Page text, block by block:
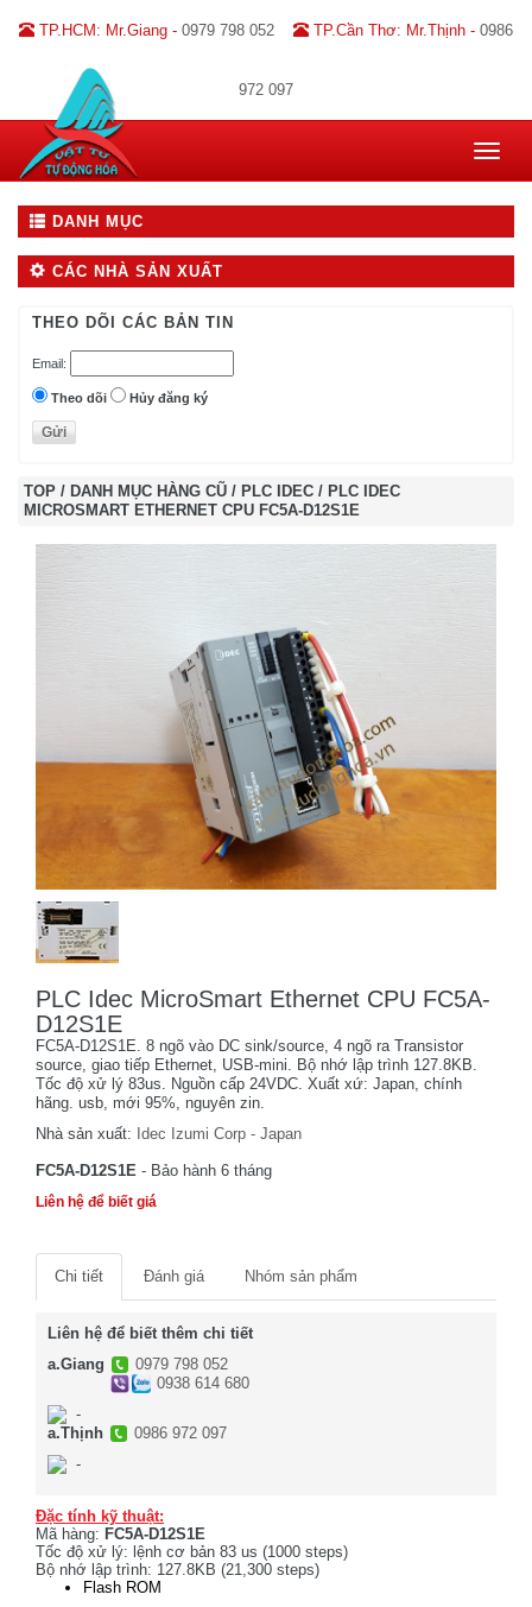
TP.HCM: Mr.Giang - 0979 798 052 TP.Cần Thơ: Mr.Thịnh - 0986
972 097
Toggle
DANH MỤC
CÁC NHÀ SẢN XUẤT
THEO DÕI CÁC BẢN TIN
Email:
Theo dõi Hủy đăng ký
TOP / DANH MỤC HÀNG CŨ / PLC IDEC / PLC IDEC
MICROSMART ETHERNET CPU FC5A-D12S1E
PLC Idec MicroSmart Ethernet CPU FC5A-
D12S1E
FC5A-D12S1E. 8 ngõ vào DC sink/source, 4 ngõ ra Transistor
source, giao tiếp Ethernet, USB-mini. Bộ nhớ lập trình 127.8KB.
Tốc độ xử lý 83us. Nguồn cấp 24VDC. Xuất xứ: Japan, chính
hãng. usb, mới 95%, nguyên zin.
Nhà sản xuất: Idec Izumi Corp - Japan
FC5A-D12S1E - Bảo hành 6 tháng
Liên hệ để biết giá
Chi tiết Đánh giá Nhóm sản phẩm
Liên hệ để biết thêm chi tiết
a.Giang
0979 798 052
0938 614 680
-
a.Thịnh
0986 972 097
-
Đặc tính kỹ thuật:
Mã hàng: FC5A-D12S1E
Tốc độ xử lý: lệnh cơ bản 83 us (1000 steps)
Bộ nhớ lập trình: 127.8KB (21,300 steps)
Flash ROM